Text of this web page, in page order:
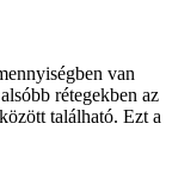
van
rétegekben az
található. Ezt a